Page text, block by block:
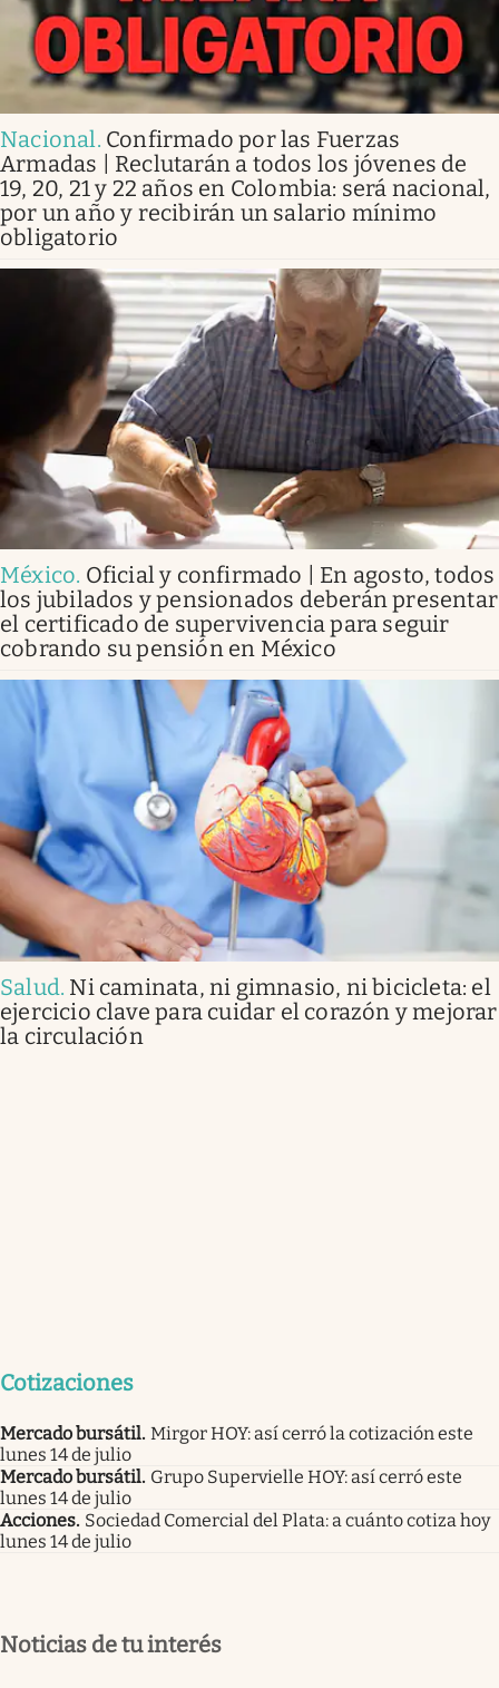
Nacional. Confirmado por las Fuerzas
Armadas | Reclutarán a todos los jóvenes de
19, 20, 21 y 22 años en Colombia: será nacional,
por un año y recibirán un salario mínimo
obligatorio
México. Oficial y confirmado | En agosto, todos
los jubilados y pensionados deberán presentar
el certificado de supervivencia para seguir
cobrando su pensión en México
Salud. Ni caminata, ni gimnasio, ni bicicleta: el
ejercicio clave para cuidar el corazón y mejorar
la circulación
Cotizaciones
Mercado bursátil. Mirgor HOY: así cerró la cotización este
lunes 14 de julio
Mercado bursátil. Grupo Supervielle HOY: así cerró este
lunes 14 de julio
Acciones. Sociedad Comercial del Plata: a cuánto cotiza hoy
lunes 14 de julio
Noticias de tu interés